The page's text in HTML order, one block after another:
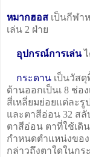
หมากฮอส เป็นกีฬา
เล่น 2 ฝ่าย
อุปกรณ์การเล่น
กระดาน เป็นวัสดุ
ด้านออกเป็นเ 8 ช่อ
สี่เหลี่ยมย่อยแต่ละรู
และตาสีอ่อน 32 ส
ตาสีอ่อน ตาที่ใช้เดิ
กำหนดตำแหน่งขอ
กล่าวถึงตาใดในกร